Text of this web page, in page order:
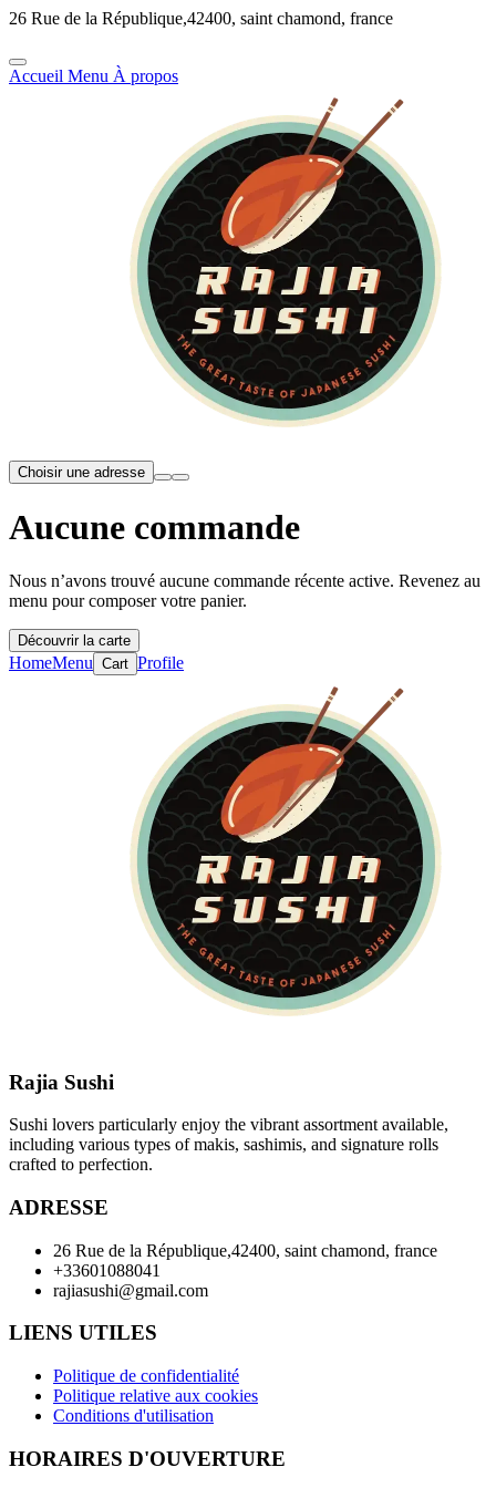
26 Rue de la République,42400, saint chamond, france
Accueil Menu À propos
Choisir une adresse
Aucune commande
Nous n’avons trouvé aucune commande récente active. Revenez au
menu pour composer votre panier.
Découvrir la carte
HomeMenu Cart Profile
Rajia Sushi
Sushi lovers particularly enjoy the vibrant assortment available,
including various types of makis, sashimis, and signature rolls
crafted to perfection.
ADRESSE
26 Rue de la République,42400, saint chamond, france
+33601088041
rajiasushi@gmail.com
LIENS UTILES
Politique de confidentialité
Politique relative aux cookies
Conditions d'utilisation
HORAIRES D'OUVERTURE